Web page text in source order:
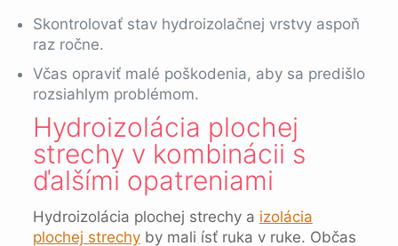
Skontrolovať stav hydroizolačnej vrstvy aspoň
raz ročne.
Včas opraviť malé poškodenia, aby sa predišlo
rozsiahlym problémom.
Hydroizolácia plochej
strechy v kombinácii s
ďalšími opatreniami
Hydroizolácia plochej strechy a izolácia
plochej strechyby mali ísť ruka v ruke. Občas